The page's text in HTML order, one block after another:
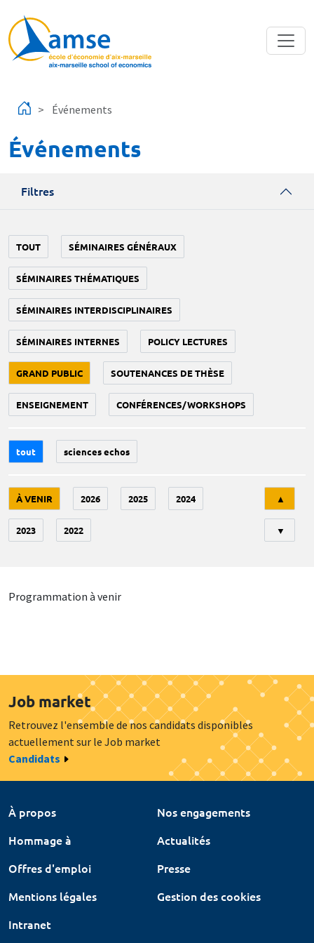
Événements
Événements
Filtres
TOUT SÉMINAIRES GÉNÉRAUX
SÉMINAIRES THÉMATIQUES
SÉMINAIRES INTERDISCIPLINAIRES
SÉMINAIRES INTERNES POLICY LECTURES
GRAND PUBLIC SOUTENANCES DE THÈSE
ENSEIGNEMENT CONFÉRENCES/WORKSHOPS
tout sciences echos
À VENIR 2026 2025 2024
2023 2022
▲
▼
Programmation à venir
Job market
Retrouvez l'ensemble de nos candidats disponibles
actuellement sur le Job market
Candidats
À propos
Nos engagements
Hommage à
Actualités
Offres d'emploi
Presse
Mentions légales
Gestion des cookies
Intranet